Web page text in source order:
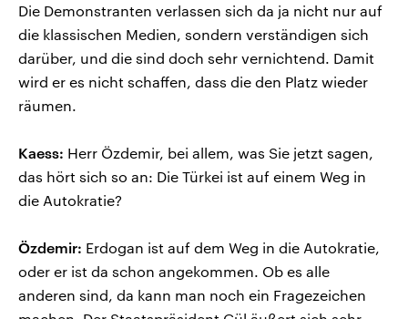
Die Demonstranten verlassen sich da ja nicht nur auf
die klassischen Medien, sondern verständigen sich
darüber, und die sind doch sehr vernichtend. Damit
wird er es nicht schaffen, dass die den Platz wieder
räumen.
Kaess: Herr Özdemir, bei allem, was Sie jetzt sagen,
das hört sich so an: Die Türkei ist auf einem Weg in
die Autokratie?
Özdemir: Erdogan ist auf dem Weg in die Autokratie,
oder er ist da schon angekommen. Ob es alle
anderen sind, da kann man noch ein Fragezeichen